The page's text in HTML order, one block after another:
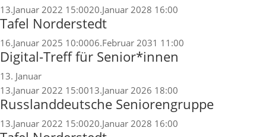
13.Januar 2022 15:0020.Januar 2028 16:00
Tafel Norderstedt
16.Januar 2025 10:0006.Februar 2031 11:00
Digital-Treff für Senior*innen
13. Januar
13.Januar 2022 15:0013.Januar 2026 18:00
Russlanddeutsche Seniorengruppe
13.Januar 2022 15:0020.Januar 2028 16:00